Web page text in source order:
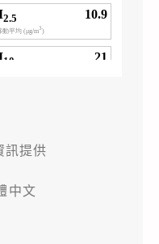
訊提供
中文